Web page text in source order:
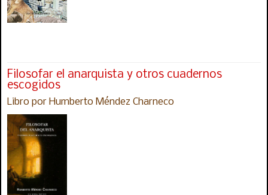
Filosofar el anarquista y otros cuadernos
escogidos
Libro por Humberto Méndez Charneco